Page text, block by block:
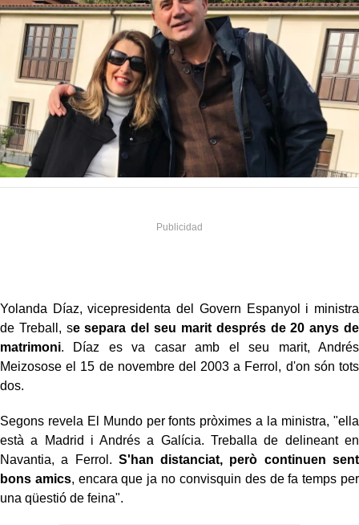
Yolanda Díaz, vicepresidenta del Govern Espanyol i ministra
de Treball, se separa del seu marit després de 20 anys de
matrimoni. Díaz es va casar amb el seu marit, Andrés
Meizosose el 15 de novembre del 2003 a Ferrol, d'on són tots
dos.
Segons revela El Mundo per fonts pròximes a la ministra, "ella
està a Madrid i Andrés a Galícia. Treballa de delineant en
Navantia, a Ferrol. S'han distanciat, però continuen sent
bons amics, encara que ja no convisquin des de fa temps per
una qüestió de feina".